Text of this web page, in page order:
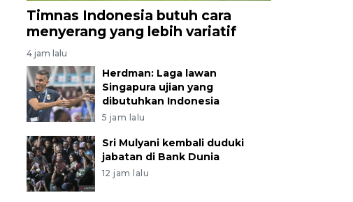
Timnas Indonesia butuh cara
menyerang yang lebih variatif
4 jam lalu
Herdman: Laga lawan
Singapura ujian yang
dibutuhkan Indonesia
5 jam lalu
Sri Mulyani kembali duduki
jabatan di Bank Dunia
12 jam lalu